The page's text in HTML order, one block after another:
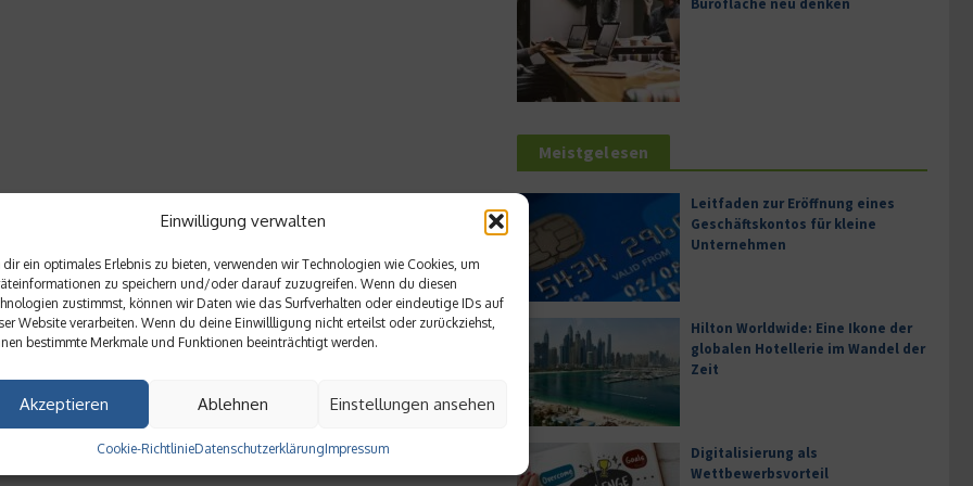
Einwilligung verwalten
dir ein optimales Erlebnis zu bieten, verwenden wir Technologien wie Cookies, um
zu speichern und/oder darauf zuzugreifen. Wenn du diesen
zustimmst, können wir Daten wie das Surfverhalten oder eindeutige IDs auf
Website verarbeiten. Wenn du deine Einwillligung nicht erteilst oder zurückziehst,
bestimmte Merkmale und Funktionen beeinträchtigt werden.
Akzeptieren Ablehnen Einstellungen ansehen
Cookie-RichtlinieDatenschutzerklärungImpressum
Bürofläche neu denken
Meistgelesen
Leitfaden zur Eröffnung eines
Geschäftskontos für kleine
Unternehmen
Hilton Worldwide: Eine Ikone der
globalen Hotellerie im Wandel der
Zeit
Digitalisierung als
Wettbewerbsvorteil